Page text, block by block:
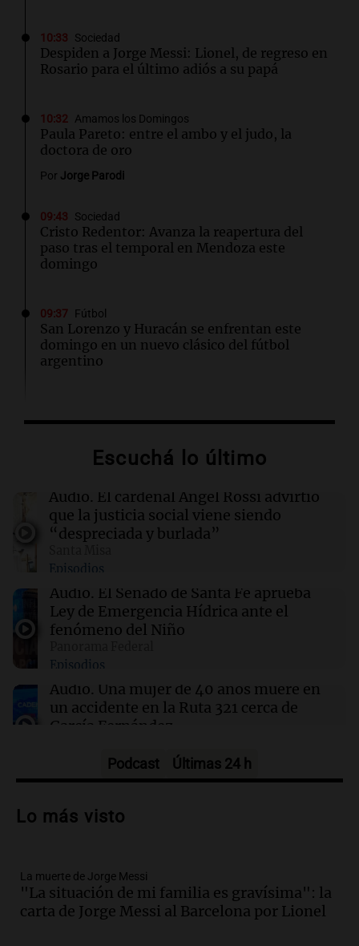
10:33 Sociedad
Despiden a Jorge Messi: Lionel, de regreso en
Rosario para el último adiós a su papá
10:32 Amamos los Domingos
Paula Pareto: entre el ambo y el judo, la
doctora de oro
Por Jorge Parodi
09:43 Sociedad
Cristo Redentor: Avanza la reapertura del
paso tras el temporal en Mendoza este
domingo
09:37 Fútbol
San Lorenzo y Huracán se enfrentan este
domingo en un nuevo clásico del fútbol
argentino
Pakistán refuerza la defensa con Arabia Saudí
09:23 Mundo
El papa León XIV exige el cese de ataques a
civiles en Ucrania y Rusia desde el Vaticano
09:21 Espectáculos
Carlos Rottemberg presenta "Pasen y Lean",
su obra sobre 50 años en el teatro argentino
Un local en Dock Sud que hace reír a los chicos
a cambio de un pancho
Escuchá lo último
Audio. El cardenal Ángel Rossi advirtió
que la justicia social viene siendo
“despreciada y burlada”
Episodios
Audio. El Senado de Santa Fe aprueba
Ley de Emergencia Hídrica ante el
fenómeno del Niño
Episodios
Audio. Una mujer de 40 años muere en
un accidente en la Ruta 321 cerca de
García Fernández
Audio.El Tesoro Nacional captura 12
liquidez de 4 billones
Audio.La lección del Titanic y la
humildad en tiempos de tormenta
según San Ignacio de Loyola
Podcast Últimas 24 h
Lo más visto
La muerte de Jorge Messi
"La situación de mi familia es gravísima": la
carta de Jorge Messi al Barcelona por Lionel